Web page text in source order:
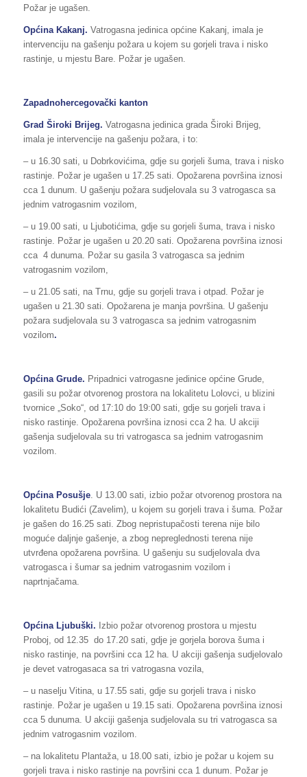
Požar je ugašen.
Općina Kakanj. Vatrogasna jedinica općine Kakanj, imala je
intervenciju na gašenju požara u kojem su gorjeli trava i nisko
rastinje, u mjestu Bare. Požar je ugašen.
Zapadnohercegovački kanton
Grad Široki Brijeg. Vatrogasna jedinica grada Široki Brijeg,
imala je intervencije na gašenju požara, i to:
– u 16.30 sati, u Dobrkovićima, gdje su gorjeli šuma, trava i nisko
rastinje. Požar je ugašen u 17.25 sati. Opožarena površina iznosi
cca 1 dunum. U gašenju požara sudjelovala su 3 vatrogasca sa
jednim vatrogasnim vozilom,
– u 19.00 sati, u Ljubotićima, gdje su gorjeli šuma, trava i nisko
rastinje. Požar je ugašen u 20.20 sati. Opožarena površina iznosi
cca 4 dunuma. Požar su gasila 3 vatrogasca sa jednim
vatrogasnim vozilom,
– u 21.05 sati, na Trnu, gdje su gorjeli trava i otpad. Požar je
ugašen u 21.30 sati. Opožarena je manja površina. U gašenju
požara sudjelovala su 3 vatrogasca sa jednim vatrogasnim
vozilom.
Općina Grude. Pripadnici vatrogasne jedinice općine Grude,
gasili su požar otvorenog prostora na lokalitetu Lolovci, u blizini
tvornice „Soko“, od 17:10 do 19:00 sati, gdje su gorjeli trava i
nisko rastinje. Opožarena površina iznosi cca 2 ha. U akciji
gašenja sudjelovala su tri vatrogasca sa jednim vatrogasnim
vozilom.
Općina Posušje. U 13.00 sati, izbio požar otvorenog prostora na
lokalitetu Budići (Zavelim), u kojem su gorjeli trava i šuma. Požar
je gašen do 16.25 sati. Zbog nepristupačosti terena nije bilo
moguće daljnje gašenje, a zbog nepreglednosti terena nije
utvrđena opožarena površina. U gašenju su sudjelovala dva
vatrogasca i šumar sa jednim vatrogasnim vozilom i
naprtnjačama.
Općina Ljubuški. Izbio požar otvorenog prostora u mjestu
Proboj, od 12.35 do 17.20 sati, gdje je gorjela borova šuma i
nisko rastinje, na površini cca 12 ha. U akciji gašenja sudjelovalo
je devet vatrogasaca sa tri vatrogasna vozila,
– u naselju Vitina, u 17.55 sati, gdje su gorjeli trava i nisko
rastinje. Požar je ugašen u 19.15 sati. Opožarena površina iznosi
cca 5 dunuma. U akciji gašenja sudjelovala su tri vatrogasca sa
jednim vatrogasnim vozilom.
– na lokalitetu Plantaža, u 18.00 sati, izbio je požar u kojem su
gorjeli trava i nisko rastinje na površini cca 1 dunum. Požar je